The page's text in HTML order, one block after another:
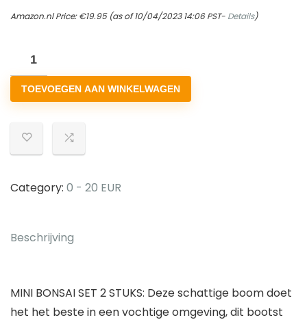
Amazon.nl Price:€19.95(as of 10/04/2023 14:06 PST- Details)
Bonsaiworld
Mini
Bonsai
Ficus
-
Plantjes
TOEVOEGEN AAN WINKELWAGEN
Category: 0 - 20 EUR
Beschrijving
MINI BONSAI SET 2 STUKS: Deze schattige boom doet
het het beste in een vochtige omgeving, dit bootst